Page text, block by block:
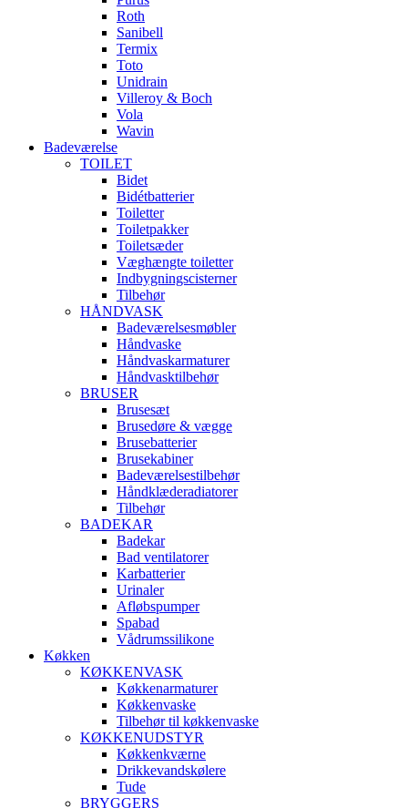
Roth
Sanibell
Termix
Toto
Unidrain
Villeroy & Boch
Vola
Wavin
Badeværelse
TOILET
Bidet
Bidétbatterier
Toiletter
Toiletpakker
Toiletsæder
Væghængte toiletter
Indbygningscisterner
Tilbehør
HÅNDVASK
Badeværelsesmøbler
Håndvaske
Håndvaskarmaturer
Håndvasktilbehør
BRUSER
Brusesæt
Brusedøre & vægge
Brusebatterier
Brusekabiner
Badeværelsestilbehør
Håndklæderadiatorer
Tilbehør
BADEKAR
Badekar
Bad ventilatorer
Karbatterier
Urinaler
Afløbspumper
Spabad
Vådrumssilikone
Køkken
KØKKENVASK
Køkkenarmaturer
Køkkenvaske
Tilbehør til køkkenvaske
KØKKENUDSTYR
Køkkenkværne
Drikkevandskølere
Tude
BRYGGERS